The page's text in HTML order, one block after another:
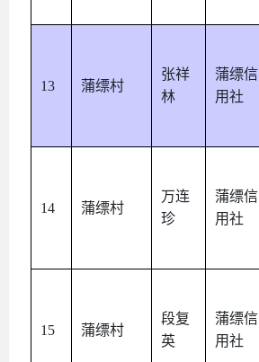
13 蒲缥村
张祥
林
蒲缥信
用社
14 蒲缥村
万连
珍
蒲缥信
用社
15 蒲缥村
段复
英
蒲缥信
用社